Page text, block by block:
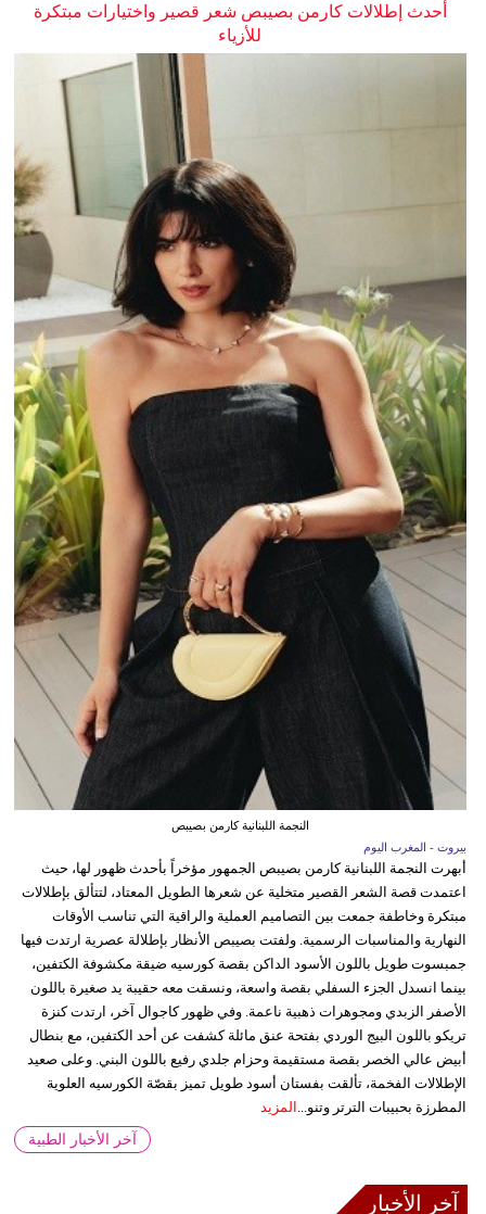
أحدث إطلالات كارمن بصيبص شعر قصير واختيارات مبتكرة
للأزياء
النجمة اللبنانية كارمن بصيبص
بيروت - المغرب اليوم
أبهرت النجمة اللبنانية كارمن بصيبص الجمهور مؤخراً بأحدث ظهور لها، حيث
اعتمدت قصة الشعر القصير متخلية عن شعرها الطويل المعتاد، لتتألق بإطلالات
مبتكرة وخاطفة جمعت بين التصاميم العملية والراقية التي تناسب الأوقات
النهارية والمناسبات الرسمية. ولفتت بصيبص الأنظار بإطلالة عصرية ارتدت فيها
جمبسوت طويل باللون الأسود الداكن بقصة كورسيه ضيقة مكشوفة الكتفين،
بينما انسدل الجزء السفلي بقصة واسعة، ونسقت معه حقيبة يد صغيرة باللون
الأصفر الزبدي ومجوهرات ذهبية ناعمة. وفي ظهور كاجوال آخر، ارتدت كنزة
تريكو باللون البيج الوردي بفتحة عنق مائلة كشفت عن أحد الكتفين، مع بنطال
أبيض عالي الخصر بقصة مستقيمة وحزام جلدي رفيع باللون البني. وعلى صعيد
الإطلالات الفخمة، تألقت بفستان أسود طويل تميز بقصّة الكورسيه العلوية
المطرزة بحبيبات الترتر وتنو... المزيد
آخر الأخبار الطبية
آخر الأخبار